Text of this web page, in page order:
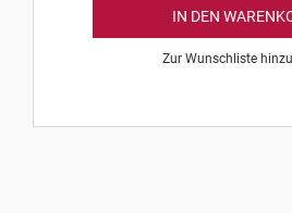
IN DEN
Zur Wunschliste